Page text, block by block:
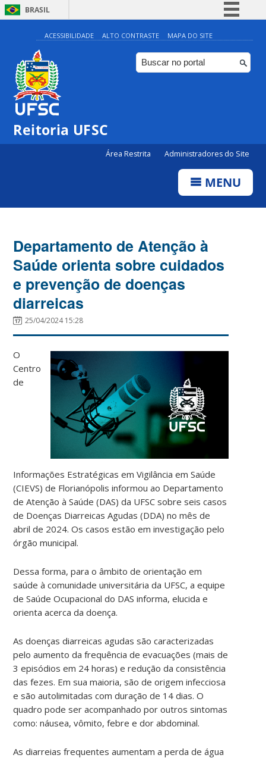
BRASIL
Simplifique!
Comunica BR
Participe
ACESSIBILIDADE ALTO CONTRASTE MAPA DO SITE
Reitoria UFSC
Área Restrita Administradores do Site
MENU
Departamento de Atenção à
Saúde orienta sobre cuidados
e prevenção de doenças
diarreicas
25/04/2024 15:28
O
Centro
de
Informações Estratégicas em Vigilância em Saúde
(CIEVS) de Florianópolis informou ao Departamento
de Atenção à Saúde (DAS) da UFSC sobre seis casos
de Doenças Diarreicas Agudas (DDA) no mês de
abril de 2024. Os casos estão em investigação pelo
órgão municipal.
Dessa forma, para o âmbito de orientação em
saúde à comunidade universitária da UFSC, a equipe
de Saúde Ocupacional do DAS informa, elucida e
orienta acerca da doença.
As doenças diarreicas agudas são caracterizadas
pelo aumento da frequência de evacuações (mais de
3 episódios em 24 horas) e redução da consistência
das fezes. Em sua maioria, são de origem infecciosa
e são autolimitadas com duração de 14 dias. O
quadro pode ser acompanhado por outros sintomas
como: náusea, vômito, febre e dor abdominal.
As diarreias frequentes aumentam a perda de água